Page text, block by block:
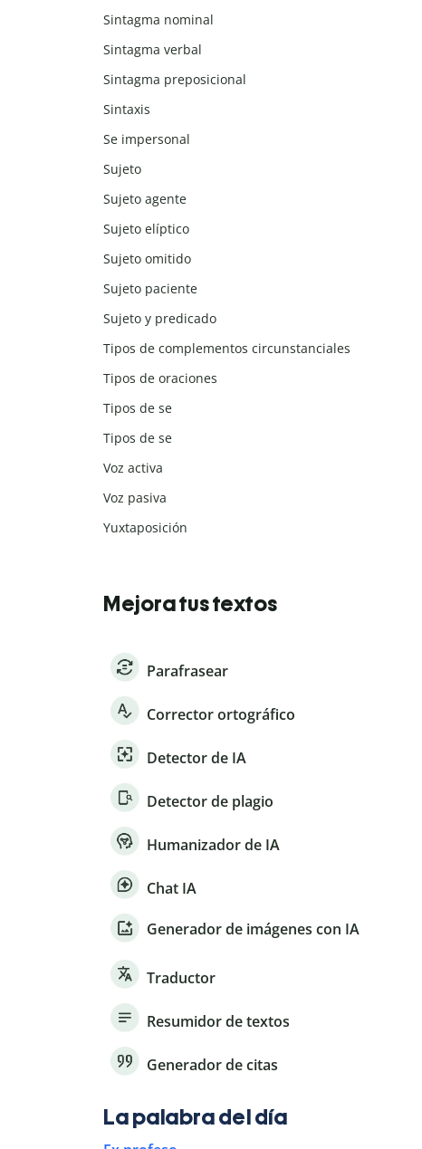
Sintagma nominal
Sintagma verbal
Sintagma preposicional
Sintaxis
Se impersonal
Sujeto
Sujeto agente
Sujeto elíptico
Sujeto omitido
Sujeto paciente
Sujeto y predicado
Tipos de complementos circunstanciales
Tipos de oraciones
Tipos de se
Tipos de se
Voz activa
Voz pasiva
Yuxtaposición
Mejora tus textos
Parafrasear
Corrector ortográfico
Detector de IA
Detector de plagio
Humanizador de IA
Chat IA
Generador de imágenes con IA
Traductor
Resumidor de textos
Generador de citas
La palabra del día